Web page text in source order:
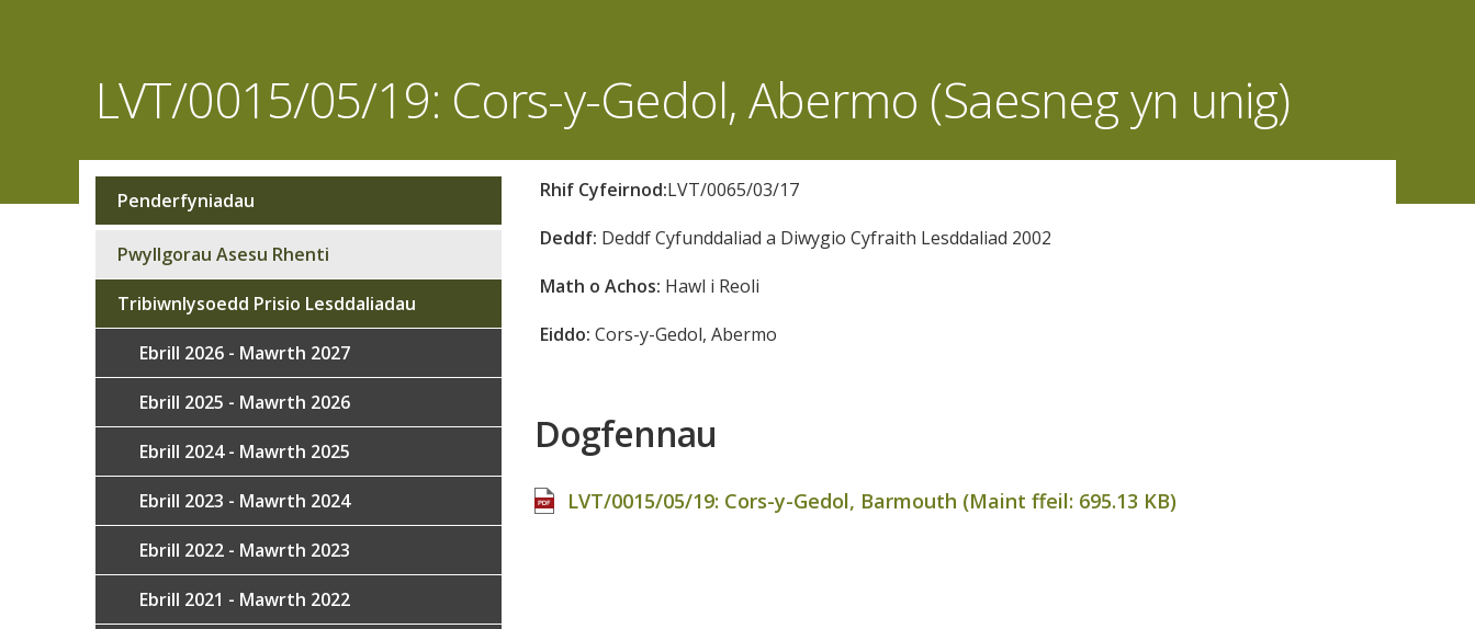
LVT/0015/05/19: Cors-y-Gedol, Abermo (Saesneg yn unig)
Rhif Cyfeirnod:LVT/0065/03/17
Deddf: Deddf Cyfunddaliad a Diwygio Cyfraith Lesddaliad 2002
Math o Achos: Hawl i Reoli
Eiddo: Cors-y-Gedol, Abermo
Dogfennau
LVT/0015/05/19: Cors-y-Gedol, Barmouth (Maint ffeil: 695.13 KB)
Sub
navigation
Penderfyniadau
Pwyllgorau Asesu Rhenti
Tribiwnlysoedd Prisio Lesddaliadau
Ebrill 2026 - Mawrth 2027
Ebrill 2025 - Mawrth 2026
Ebrill 2024 - Mawrth 2025
Ebrill 2023 - Mawrth 2024
Ebrill 2022 - Mawrth 2023
Ebrill 2021 - Mawrth 2022